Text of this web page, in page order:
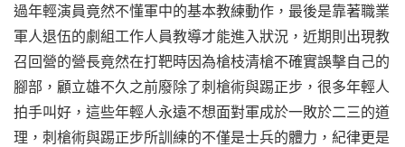
過年輕演員竟然不懂軍中的基本教練動作，最後是靠著職業
軍人退伍的劇組工作人員教導才能進入狀況，近期則出現教
召回營的營長竟然在打靶時因為槍枝清槍不確實誤擊自己的
腳部，顧立雄不久之前廢除了刺槍術與踢正步，很多年輕人
拍手叫好，這些年輕人永遠不想面對軍成於一敗於二三的道
理，刺槍術與踢正步所訓練的不僅是士兵的體力，紀律更是